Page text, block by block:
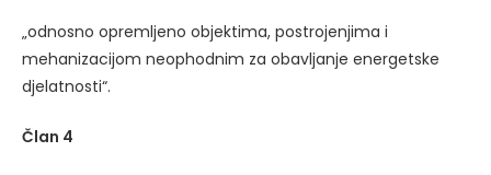
„odnosno opremljeno objektima, postrojenjima i
mehanizacijom neophodnim za obavljanje energetske
djelatnosti“.
Član 4